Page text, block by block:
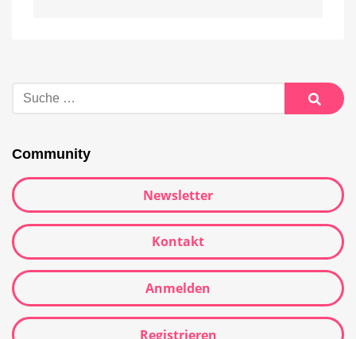
nach:
Suche
Community
Newsletter
Kontakt
Anmelden
Registrieren